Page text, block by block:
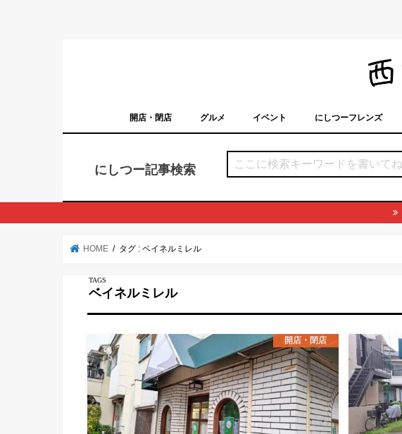
開店・閉店 グルメ イベント にしつーフレンズ
にしつー記事検索
HOME タグ : ベイネルミレル
ベイネルミレル
開店・閉店